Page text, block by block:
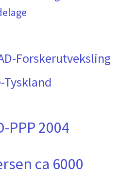
Forskerutveksling
Tyskland
PPP 2004
ca 6000